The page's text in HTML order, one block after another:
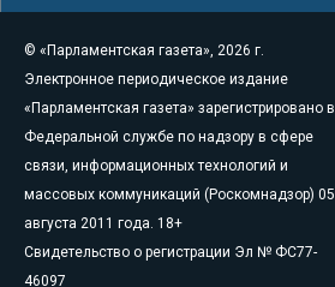
© «Парламентская газета», 2026 г.
Электронное периодическое издание
«Парламентская газета» зарегистрировано в
Федеральной службе по надзору в сфере
связи, информационных технологий и
массовых коммуникаций (Роскомнадзор) 05
августа 2011 года. 18+
Свидетельство о регистрации Эл № ФС77-
46097